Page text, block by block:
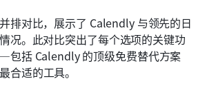
排对比，展示了 Calendly 与领先的日
况。此对比突出了每个选项的关键功
括 Calendly 的顶级免费替代方案
适的工具。